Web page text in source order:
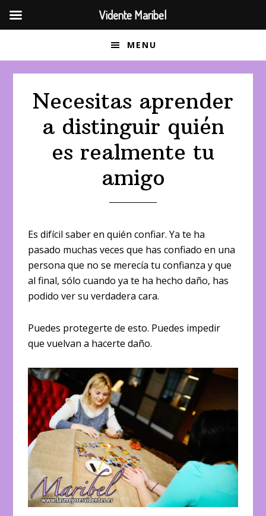
principal
MENU
Necesitas aprender
a distinguir quién
es realmente tu
amigo
Es difícil saber en quién confiar. Ya te ha
pasado muchas veces que has confiado en una
persona que no se merecía tu confianza y que
al final, sólo cuando ya te ha hecho daño, has
podido ver su verdadera cara.
Puedes protegerte de esto. Puedes impedir
que vuelvan a hacerte daño.
Vidente Maribel